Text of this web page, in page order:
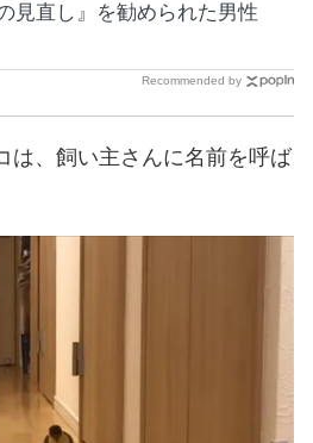
見直し』を勧められた男性
Recommended by
は、飼い主さんに名前を呼ば